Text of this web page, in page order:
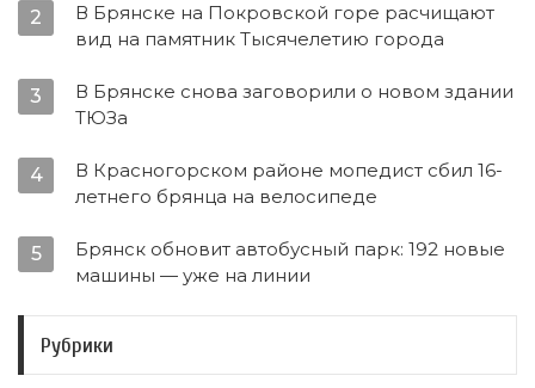
2
В Брянске на Покровской горе расчищают
вид на памятник Тысячелетию города
3
В Брянске снова заговорили о новом здании
ТЮЗа
4
В Красногорском районе мопедист сбил 16-
летнего брянца на велосипеде
5
Брянск обновит автобусный парк: 192 новые
машины — уже на линии
Рубрики